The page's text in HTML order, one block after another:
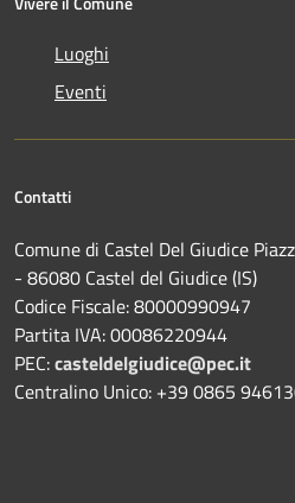
Luoghi
Eventi
Contatti
Comune di Castel Del Giudice
- 86080 Castel del Giudice (IS)
Codice Fiscale: 80000990947
Partita IVA: 00086220944
PEC:casteldelgiudice@pec.it
Centralino Unico: +39 0865